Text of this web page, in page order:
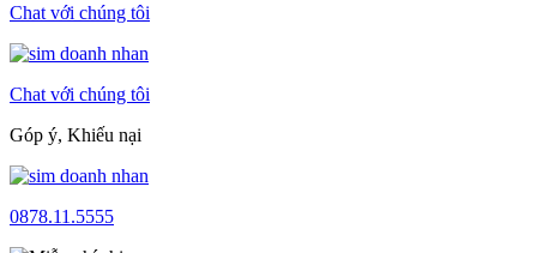
Chat với chúng tôi
Chat với chúng tôi
Góp ý, Khiếu nại
0878.11.5555